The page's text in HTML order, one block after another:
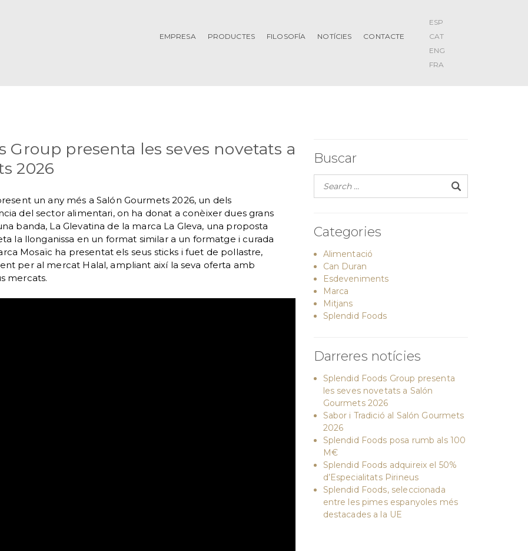
EMPRESA PRODUCTES FILOSOFÍA NOTÍCIES CONTACTE
ESP
CAT
ENG
FRA
Group presenta les seves novetats a
2026
un any més a Salón Gourmets 2026, un dels
del sector alimentari, on ha donat a conèixer dues grans
banda, La Glevatina de la marca La Gleva, una proposta
la llonganissa en un format similar a un formatge i curada
Mosaïc ha presentat els seus sticks i fuet de pollastre,
per al mercat Halal, ampliant així la seva oferta amb
mercats.
Buscar
Categories
Alimentació
Can Duran
Esdeveniments
Marca
Mitjans
Splendid Foods
Darreres notícies
Splendid Foods Group presenta
les seves novetats a Salón
Gourmets 2026
Sabor i Tradició al Salón Gourmets
2026
Splendid Foods posa rumb als 100
M€
Splendid Foods adquireix el 50%
d’Especialitats Pirineus
Splendid Foods, seleccionada
entre les pimes espanyoles més
destacades a la UE